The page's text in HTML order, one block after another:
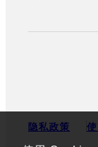
隐私政策